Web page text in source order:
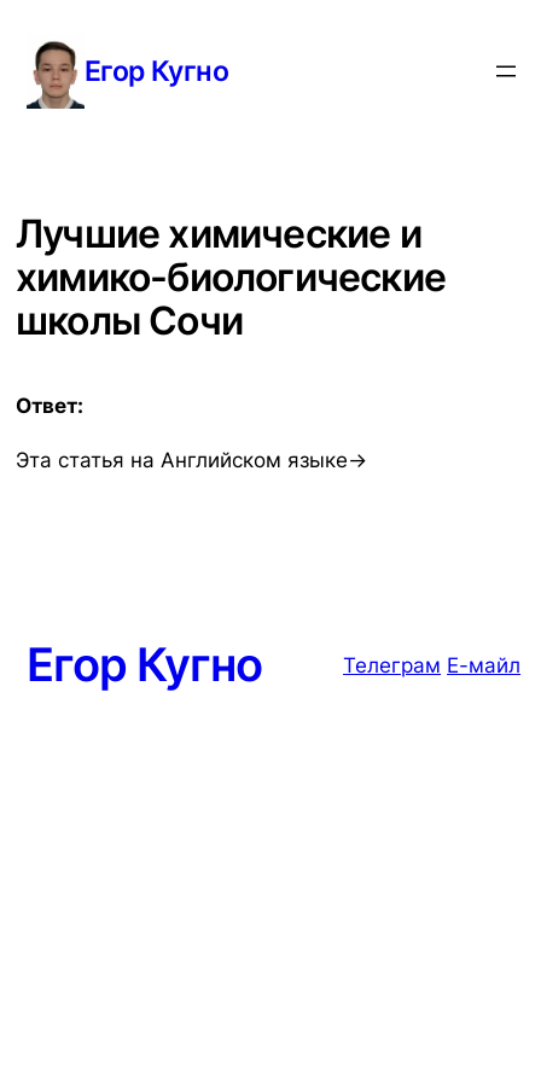
содержимому
Егор Кугно
Лучшие химические и
химико-биологические
школы Сочи
Ответ:
Эта статья на Английском языке→
Егор Кугно Телеграм Е-майл